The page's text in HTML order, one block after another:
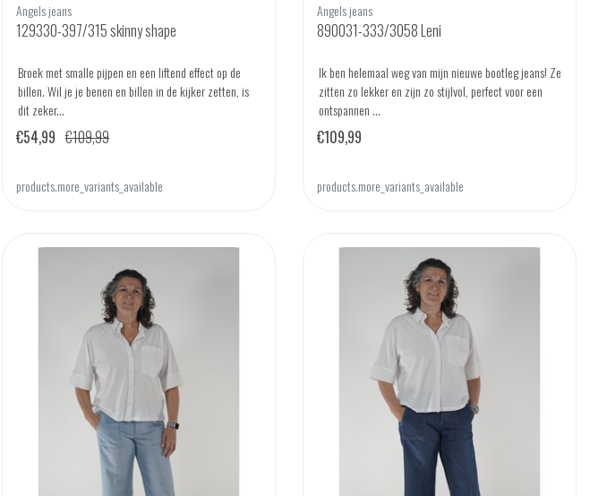
Angels jeans
129330-397/315 skinny shape
Broek met smalle pijpen en een liftend effect op de
billen. Wil je je benen en billen in de kijker zetten, is
dit zeker...
€54,99 €109,99
products.more_variants_available
Angels jeans
890031-333/3058 Leni
Ik ben helemaal weg van mijn nieuwe bootleg jeans! Ze
zitten zo lekker en zijn zo stijlvol, perfect voor een
ontspannen ...
€109,99
products.more_variants_available